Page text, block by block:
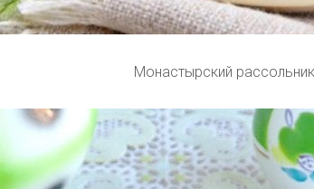
Монастырский рассольник